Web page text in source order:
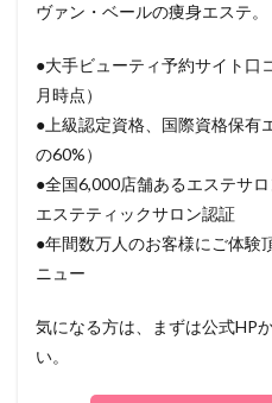
ヴァン・ベールの痩身エステ。
●大手ビューティ予約サイト口
月時点）
●上級認定資格、国際資格保有
の60%）
●全国6,000店舗あるエステサ
エステティックサロン認証
●年間数万人のお客様にご体験
ニュー
気になる方は、まずは公式HP
い。